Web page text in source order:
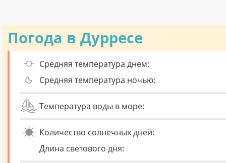
Погода в Дурресе
Средняя температура днем:
Средняя температура ночью:
Температура воды в море:
Количество солнечных дней:
Длина светового дня: